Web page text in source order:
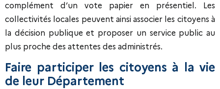
complément d’un vote papier en présentiel. Les
collectivités locales peuvent ainsi associer les citoyens à
la décision publique et proposer un service public au
plus proche des attentes des administrés.
Faire participer les citoyens à la vie
de leur Département